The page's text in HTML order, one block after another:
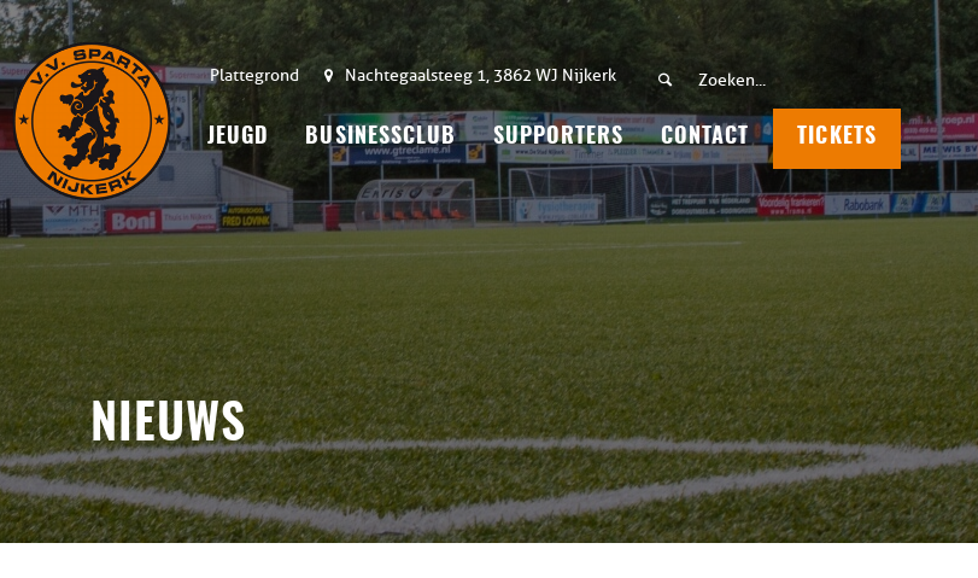
Plattegrond Nachtegaalsteeg 1, 3862 WJ Nijkerk
JEUGD BUSINESSCLUB SUPPORTERS CONTACT TICKETS
NIEUWS